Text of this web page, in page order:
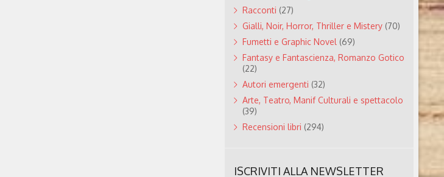
Racconti (27)
Gialli, Noir, Horror, Thriller e Mistery(70)
Fumetti e Graphic Novel (69)
Fantasy e Fantascienza, Romanzo Gotico
(22)
Autori emergenti (32)
Arte, Teatro, Manif Culturali e spettacolo
(39)
Recensioni libri (294)
ISCRIVITI ALLA NEWSLETTER